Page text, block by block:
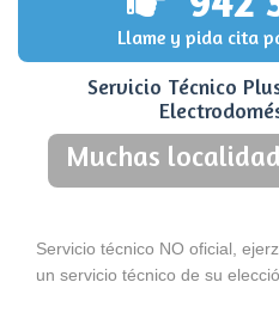
Llame y pida cita
Servicio Técnico
Muchas
Servicio técnico NO oficial,
un servicio técnico de su